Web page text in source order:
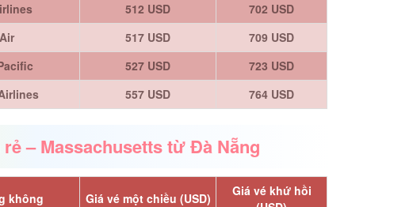
512 USD
702 USD
517 USD
709 USD
527 USD
723 USD
557 USD 764 USD
– Massachusetts từ Đà Nẵng
không Giá vé một chiều (USD)
Giá vé khứ hồi